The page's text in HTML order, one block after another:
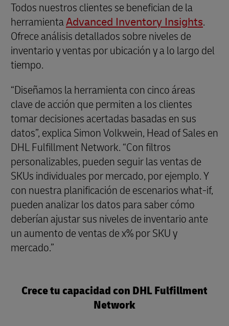
Todos nuestros clientes se benefician de la
herramientaAdvanced Inventory Insights.
Ofrece análisis detallados sobre niveles de
inventario y ventas por ubicación y a lo largo del
tiempo.
“Diseñamos la herramienta con cinco áreas
clave de acción que permiten a los clientes
tomar decisiones acertadas basadas en sus
datos”, explica Simon Volkwein, Head of Sales en
DHL Fulfillment Network. “Con filtros
personalizables, pueden seguir las ventas de
SKUs individuales por mercado, por ejemplo. Y
con nuestra planificación de escenarios what-if,
pueden analizar los datos para saber cómo
deberían ajustar sus niveles de inventario ante
un aumento de ventas de x% por SKU y
mercado.”
Crece tu capacidad con DHL Fulfillment
Network